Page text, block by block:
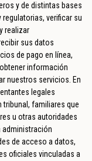
y de distintas bases
verificar su
realizar
sus datos
de pago en línea,
información
nuestros servicios. En
legales
familiares que
u otras autoridades
administración
de acceso a datos,
oficiales vinculadas a